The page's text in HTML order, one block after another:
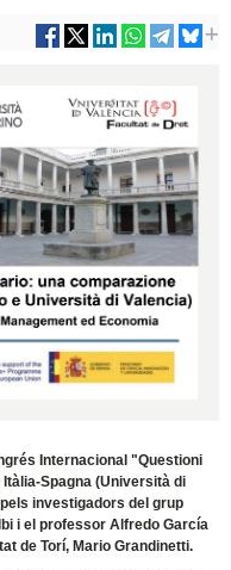
Internacional "Questioni
Spagna (Università di
investigadors del grup
i el professor Alfredo García
de Torí, Mario Grandinetti.